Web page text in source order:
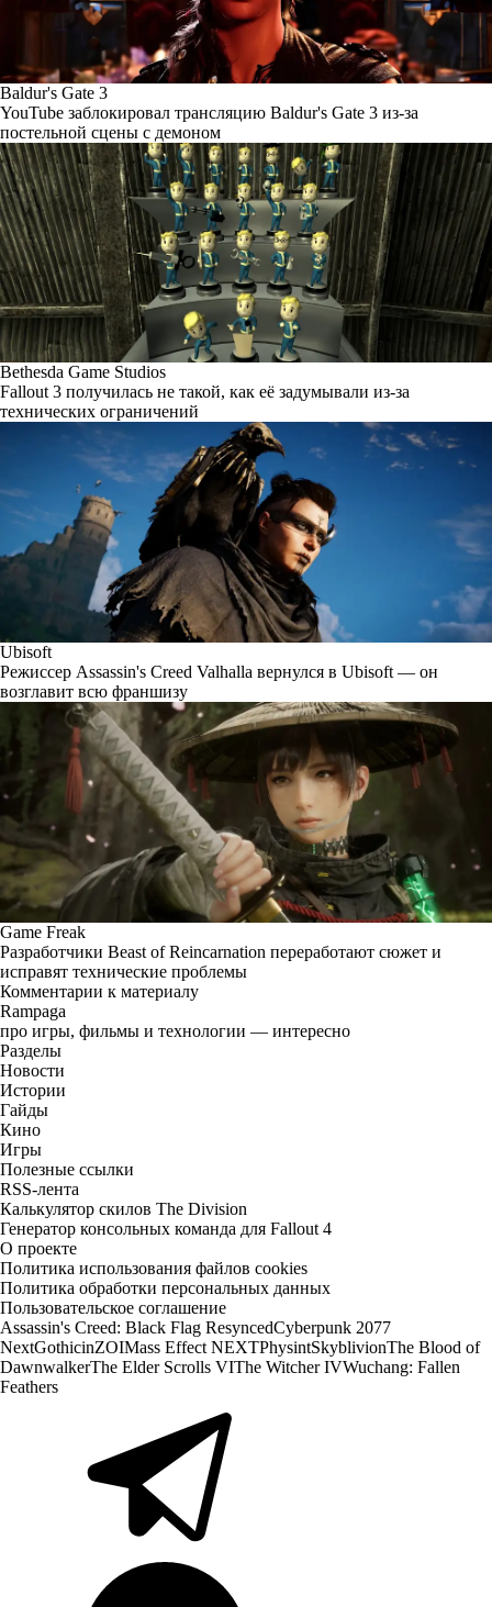
Baldur's Gate 3
YouTube заблокировал трансляцию Baldur's Gate 3 из-за
постельной сцены с демоном
Bethesda Game Studios
Fallout 3 получилась не такой, как её задумывали из-за
технических ограничений
Ubisoft
Режиссер Assassin's Creed Valhalla вернулся в Ubisoft — он
возглавит всю франшизу
Game Freak
Разработчики Beast of Reincarnation переработают сюжет и
исправят технические проблемы
Комментарии к материалу
Rampaga
про игры, фильмы и технологии — интересно
Разделы
Новости
Истории
Гайды
Кино
Игры
Полезные ссылки
RSS-лента
Калькулятор скилов The Division
Генератор консольных команда для Fallout 4
О проекте
Политика использования файлов cookies
Политика обработки персональных данных
Пользовательское соглашение
Assassin's Creed: Black Flag ResyncedCyberpunk 2077
NextGothicinZOIMass Effect NEXTPhysintSkyblivionThe Blood of
DawnwalkerThe Elder Scrolls VIThe Witcher IVWuchang: Fallen
Feathers